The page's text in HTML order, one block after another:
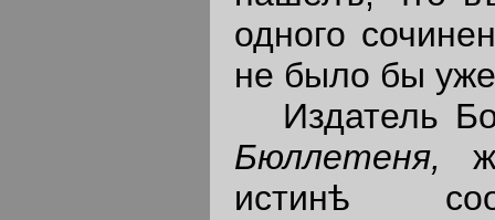
одного
не было бы
Издатель
Бюллетеня,
истинѣ